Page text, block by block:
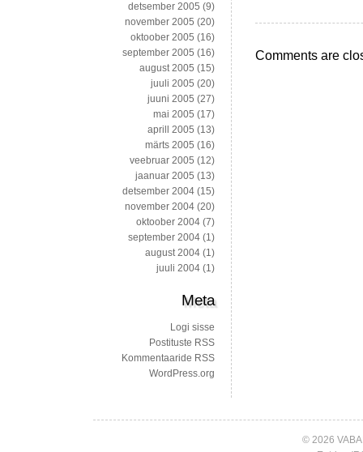
Comments are
detsember 2005 (9)
november 2005 (20)
oktoober 2005 (16)
september 2005 (16)
august 2005 (15)
juuli 2005 (20)
juuni 2005 (27)
mai 2005 (17)
aprill 2005 (13)
märts 2005 (16)
veebruar 2005 (12)
jaanuar 2005 (13)
detsember 2004 (15)
november 2004 (20)
oktoober 2004 (7)
september 2004 (1)
august 2004 (1)
juuli 2004 (1)
Meta
Logi sisse
Postituste RSS
Kommentaaride RSS
WordPress.org
© 2026